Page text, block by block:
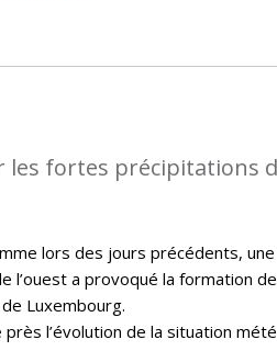
les fortes précipitations
lors des jours précédents,
l’ouest a provoqué la formation
Luxembourg.
près l’évolution de la situation